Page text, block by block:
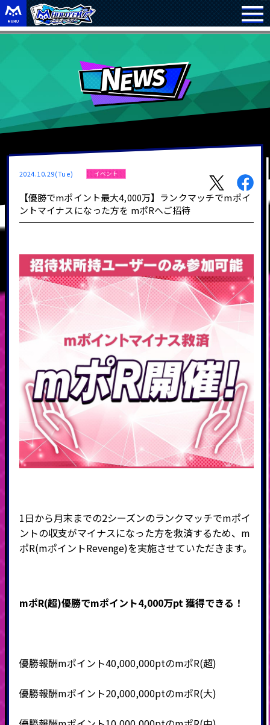
2024.10.29(Tue) イベント
【優勝でmポイント最大4,000万】ランクマッチでmポイ
ントマイナスになった方を mポRへご招待
1日から月末までの2シーズンのランクマッチでmポイ
ントの収支がマイナスになった方を救済するため、m
ポR(mポイントRevenge)を実施させていただきます。
mポR(超)優勝でmポイント4,000万pt 獲得できる！
優勝報酬mポイント40,000,000ptのmポR(超)
優勝報酬mポイント20,000,000ptのmポR(大)